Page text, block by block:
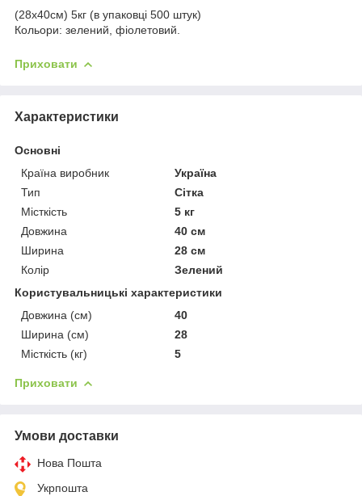
(28х40см) 5кг (в упаковці 500 штук)
Кольори: зелений, фіолетовий.
Приховати
Характеристики
Основні
Країна виробник
Україна
Тип
Сітка
Місткість
5 кг
Довжина
40 см
Ширина
28 см
Колір
Зелений
Користувальницькі характеристики
Довжина (см)
40
Ширина (см)
28
Місткість (кг)
5
Приховати
Умови доставки
Нова Пошта
Укрпошта